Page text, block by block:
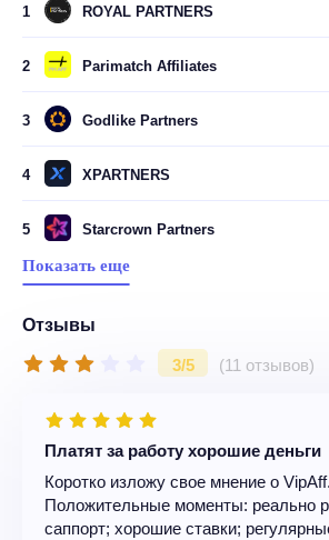
1 ROYAL PARTNERS
2 Parimatch Affiliates
3 Godlike Partners
4 XPARTNERS
5 Starcrown Partners
Показать еще
Отзывы
3/5 (11 отзывов)
Платят за работу хорошие деньги
Коротко изложу свое мнение о VipAff.
Положительные моменты: реально
саппорт; хорошие ставки;